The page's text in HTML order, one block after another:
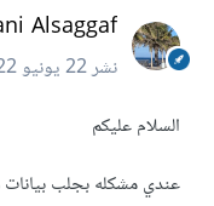
Alsaggaf
نشر22 يونيو 2022
السلام عليكم